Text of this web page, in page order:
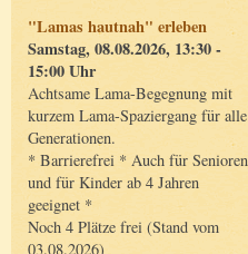
"Lamas hautnah" erleben
Samstag, 08.08.2026, 13:30 -
15:00 Uhr
Achtsame Lama-Begegnung mit
kurzem Lama-Spaziergang für alle
Generationen.
* Barrierefrei * Auch für Senioren
und für Kinder ab 4 Jahren
geeignet *
Noch 4 Plätze frei (Stand vom
03.08.2026)